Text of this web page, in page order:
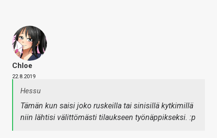
Chloe
22.8.2019
Hessu
Tämän kun saisi joko ruskeilla tai sinisillä kytkimillä
niin lähtisi välittömästi tilaukseen työnäppikseksi. :p